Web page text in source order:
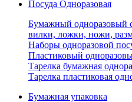
Посуда Одноразовая
Бумажный одноразовый
вилки, ложки, ножи,
Наборы одноразовой
Пластиковый
Тарелка бумажная
Тарелка пластиковая
Бумажная упаковка